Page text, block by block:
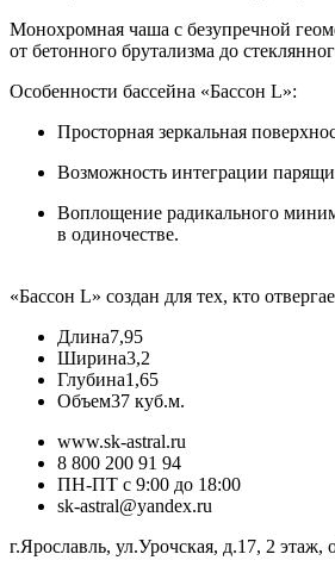
Монохромная чаша с безупречной
от бетонного брутализма до
Особенности бассейна «Бассон L»:
Просторная зеркальная
Возможность интеграции
Воплощение радикального
в одиночестве.
«Бассон L» создан для тех, кто
Длина7,95
Ширина3,2
Глубина1,65
Объем37 куб.м.
www.sk-astral.ru
8 800 200 91 94
ПН-ПТ с 9:00 до 18:00
sk-astral@yandex.ru
г.Ярославль, ул.Урочская, д.17, 2 этаж,